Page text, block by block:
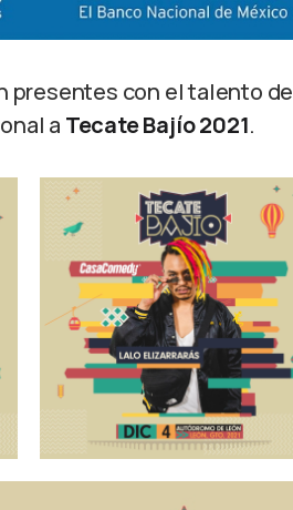
presentes con el talento de
a Tecate Bajío 2021.